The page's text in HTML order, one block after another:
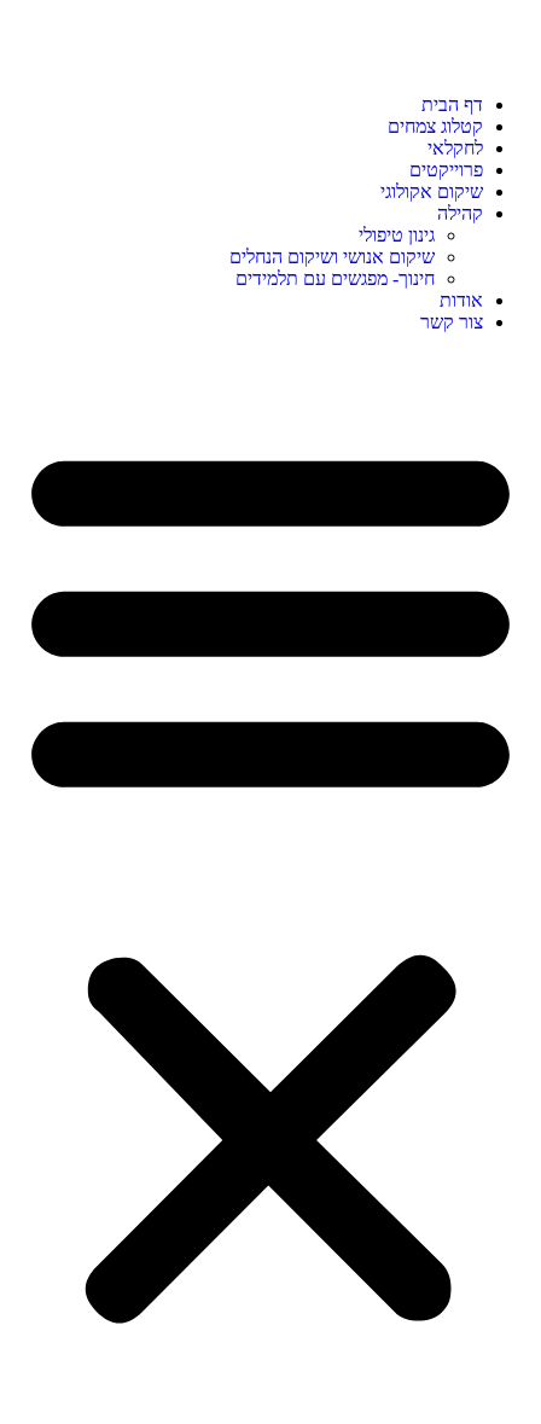
דף הבית
קטלוג צמחים
לחקלאי
פרוייקטים
שיקום אקולוגי
קהילה
גינון טיפולי
שיקום אנושי ושיקום הנחלים
חינוך- מפגשים עם תלמידים
אודות
צור קשר